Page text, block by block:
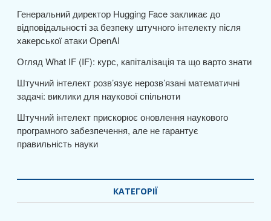
Генеральний директор Hugging Face закликає до
відповідальності за безпеку штучного інтелекту після
хакерської атаки OpenAI
Огляд What IF (IF): курс, капіталізація та що варто знати
Штучний інтелект розв’язує нерозв’язані математичні
задачі: виклики для наукової спільноти
Штучний інтелект прискорює оновлення наукового
програмного забезпечення, але не гарантує
правильність науки
КАТЕГОРІЇ